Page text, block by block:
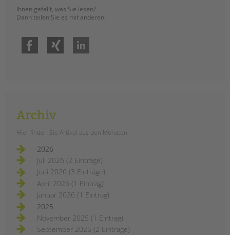
Ihnen gefällt, was Sie lesen?
Dann teilen Sie es mit anderen!
Facebook
Archiv
Hier finden Sie Artikel aus den Monaten
2026
Juli 2026 (2 Einträge)
Juni 2026 (3 Einträge)
April 2026 (1 Eintrag)
Januar 2026 (1 Eintrag)
2025
November 2025 (1 Eintrag)
September 2025 (2 Einträge)